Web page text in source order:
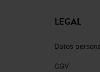
LEGAL
Datos
CGV